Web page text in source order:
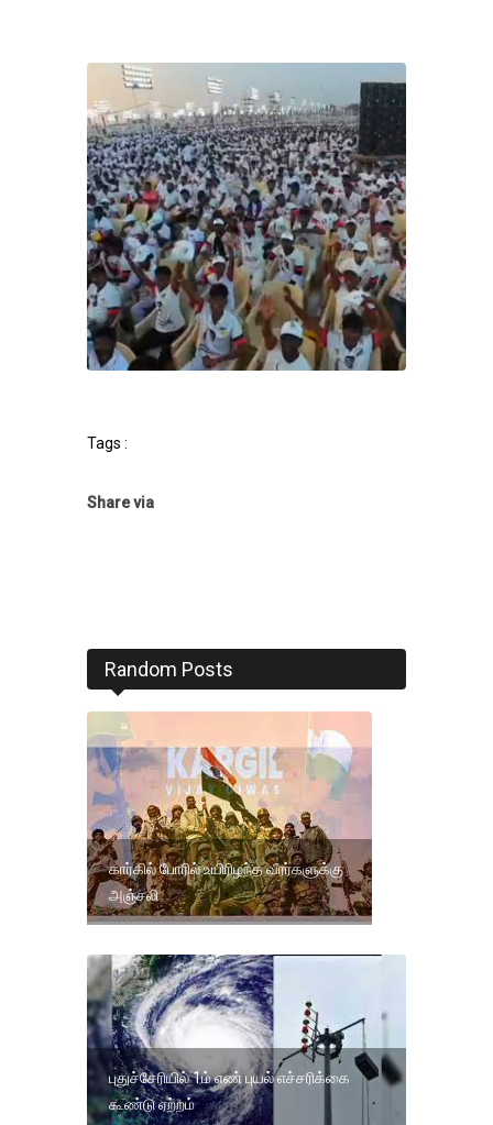
Tags :
Share via
Random Posts
கார்கில் போரில் உயிரிழந்த வீரர்களுக்கு
அஞ்சலி
புதுச்சேரியில் 1ம் எண் புயல் எச்சரிக்கை
கூண்டு ஏற்றம்